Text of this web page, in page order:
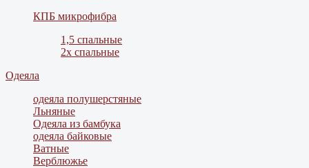
КПБ микрофибра
1,5 спальные
2х спальные
Одеяла
одеяла полушерстяные
Льняные
Одеяла из бамбука
одеяла байковые
Ватные
Верблюжье